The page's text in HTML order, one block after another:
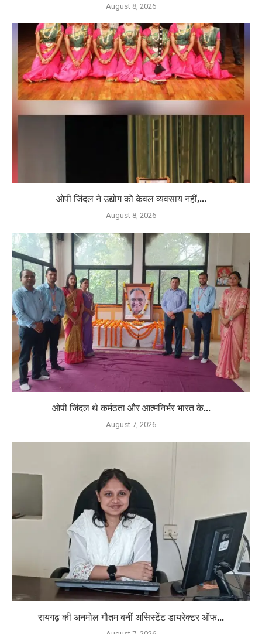
August 8, 2026
ओपी जिंदल ने उद्योग को केवल व्यवसाय नहीं,...
August 8, 2026
ओपी जिंदल थे कर्मठता और आत्मनिर्भर भारत के...
August 7, 2026
रायगढ़ की अनमोल गौतम बनीं असिस्टेंट डायरेक्टर ऑफ...